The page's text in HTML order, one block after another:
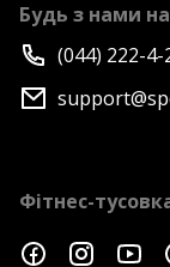
Будь з нами на
(044) 222-4-
Фітнес-